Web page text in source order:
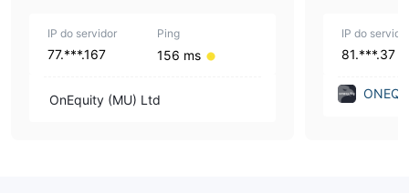
IP do servidor
77.***.167
Ping
156 ms
OnEquity (MU) Ltd
IP do
81.***.37